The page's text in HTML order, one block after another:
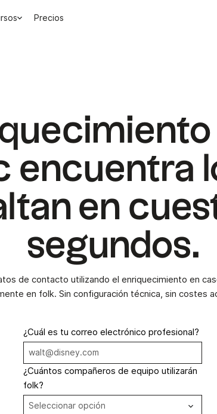
Precios
encuentra
en
segundos.
de contacto utilizando el enriquecimiento en
en folk. Sin configuración técnica, sin costes
¿Cuál es tu correo electrónico profesional?
¿Cuántos compañeros de equipo utilizarán
folk?